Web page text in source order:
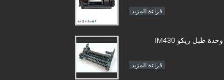
MF272 MF273 MF275قراءة المزيد
وحدة طبل ريكو IM430
قراءة المزيد